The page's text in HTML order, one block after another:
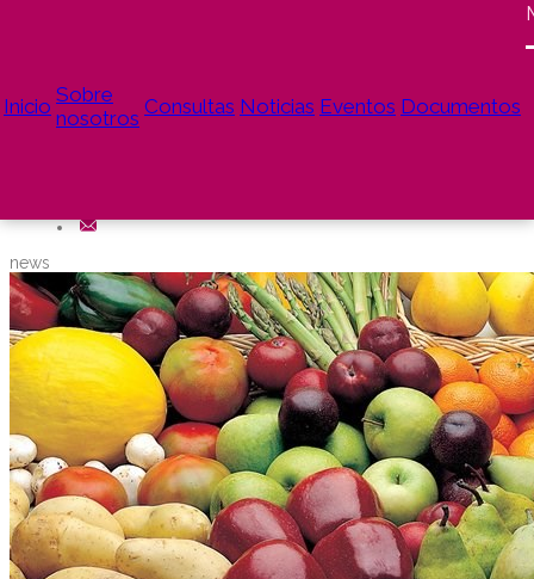
Inicio Sobre
nosotros Consultas Noticias Eventos Documentos
Sanidad Vegetal Sostenibilidad
Innovación
news